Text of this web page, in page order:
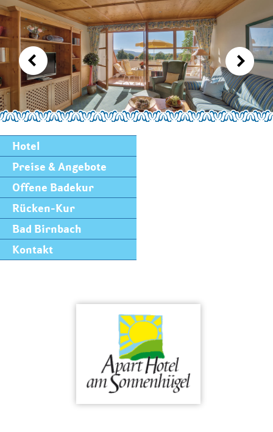
Hotel
Preise & Angebote
Offene Badekur
Rücken-Kur
Bad Birnbach
Kontakt